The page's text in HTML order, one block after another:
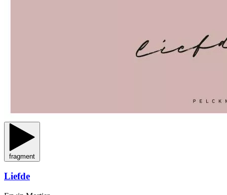
fragment
Liefde